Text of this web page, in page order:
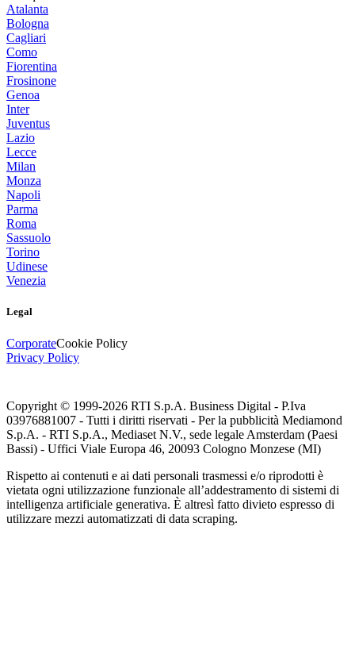
Atalanta
Bologna
Cagliari
Como
Fiorentina
Frosinone
Genoa
Inter
Juventus
Lazio
Lecce
Milan
Monza
Napoli
Parma
Roma
Sassuolo
Torino
Udinese
Venezia
Legal
CorporateCookie Policy
Privacy Policy
Copyright © 1999-2026 RTI S.p.A. Business Digital - P.Iva
03976881007 - Tutti i diritti riservati - Per la pubblicità Mediamond
S.p.A. - RTI S.p.A., Mediaset N.V., sede legale Amsterdam (Paesi
Bassi) - Uffici Viale Europa 46, 20093 Cologno Monzese (MI)
Rispetto ai contenuti e ai dati personali trasmessi e/o riprodotti è
vietata ogni utilizzazione funzionale all’addestramento di sistemi di
intelligenza artificiale generativa. È altresì fatto divieto espresso di
utilizzare mezzi automatizzati di data scraping.